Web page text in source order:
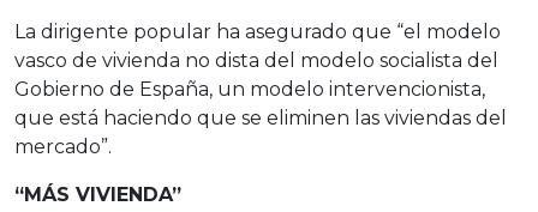
La dirigente popular ha asegurado que “el modelo
vasco de vivienda no dista del modelo socialista del
Gobierno de España, un modelo intervencionista,
que está haciendo que se eliminen las viviendas del
mercado”.
“MÁS VIVIENDA”